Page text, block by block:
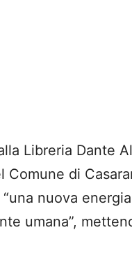
Libreria Dante
Comune di
nuova
umana”,